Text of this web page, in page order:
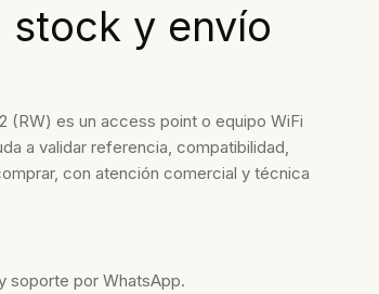
stock y envío
(RW) es un access point o equipo WiFi
a validar referencia, compatibilidad,
con atención comercial y técnica
soporte por WhatsApp.